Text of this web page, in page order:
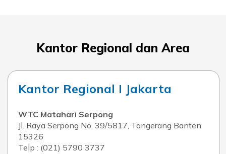
Kantor Regional dan Area
Kantor Regional I Jakarta
WTC Matahari Serpong
Jl. Raya Serpong No. 39/5817, Tangerang Banten
15326
Telp : (021) 5790 3737